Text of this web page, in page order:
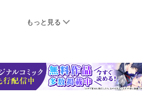
もっと見る